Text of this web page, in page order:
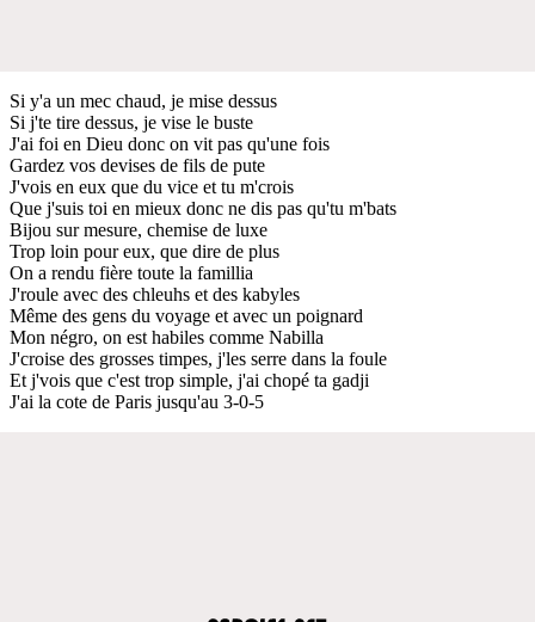
Si y'a un mec chaud, je mise dessus
Si j'te tire dessus, je vise le buste
J'ai foi en Dieu donc on vit pas qu'une fois
Gardez vos devises de fils de pute
J'vois en eux que du vice et tu m'crois
Que j'suis toi en mieux donc ne dis pas qu'tu m'bats
Bijou sur mesure, chemise de luxe
Trop loin pour eux, que dire de plus
On a rendu fière toute la famillia
J'roule avec des chleuhs et des kabyles
Même des gens du voyage et avec un poignard
Mon négro, on est habiles comme Nabilla
J'croise des grosses timpes, j'les serre dans la foule
Et j'vois que c'est trop simple, j'ai chopé ta gadji
J'ai la cote de Paris jusqu'au 3-0-5